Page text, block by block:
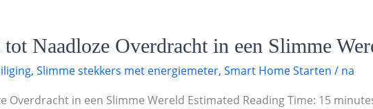
Naadloze Overdracht in een Slimme
, Slimme stekkers met energiemeter, Smart Home Starten / na
Overdracht in een Slimme Wereld Estimated Reading Time: 15